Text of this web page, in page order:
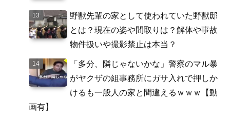
野獣先輩の家として使われていた野獣邸
とは？現在の姿や間取りは？解体や事故
物件扱いや撮影禁止は本当？
「多分、隣じゃないかな」警察のマル暴
がヤクザの組事務所にガサ入れで押しか
けるも一般人の家と間違えるｗｗｗ【動
画有】